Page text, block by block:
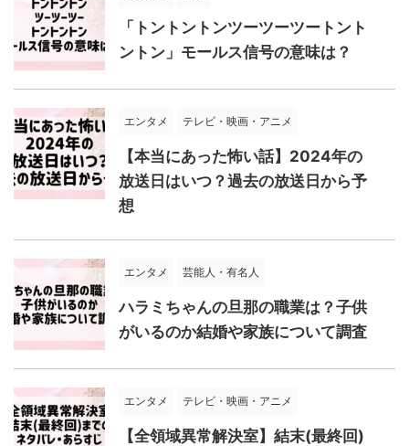
「トントントンツーツーツートント
ントン」モールス信号の意味は？
エンタメ テレビ・映画・アニメ
【本当にあった怖い話】2024年の
放送日はいつ？過去の放送日から予
想
エンタメ 芸能人・有名人
ハラミちゃんの旦那の職業は？子供
がいるのか結婚や家族について調査
エンタメ テレビ・映画・アニメ
【全領域異常解決室】結末(最終回)